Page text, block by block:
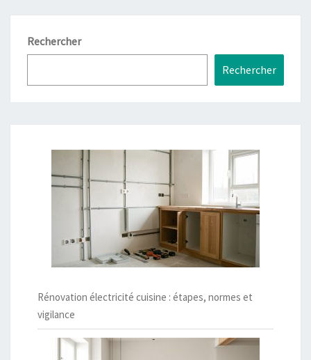
Rechercher
Rechercher
Rénovation électricité cuisine : étapes, normes et
vigilance